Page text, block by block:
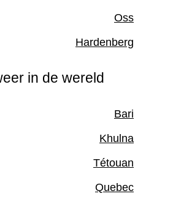
Oss
Hardenberg
in de wereld
Bari
Khulna
Tétouan
Quebec